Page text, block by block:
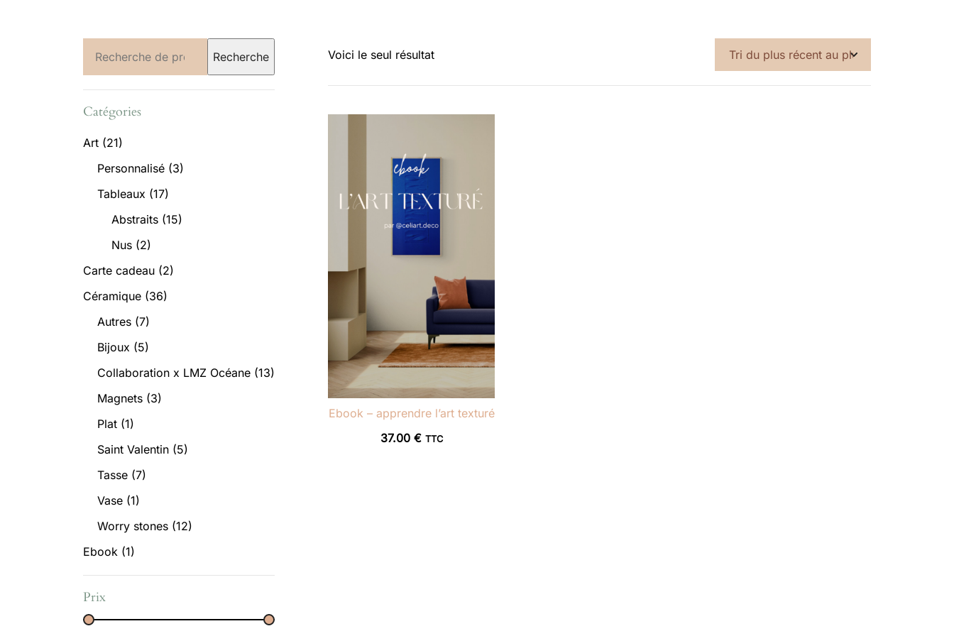
Voici le seul résultat
Ebook – apprendre l’art texturé
37.00 € TTC
pour :
Recherche
Catégories
Art (21)
Personnalisé (3)
Tableaux (17)
Abstraits (15)
Nus (2)
Carte cadeau (2)
Céramique (36)
Autres (7)
Bijoux (5)
Collaboration x LMZ Océane (13)
Magnets (3)
Plat (1)
Saint Valentin (5)
Tasse (7)
Vase (1)
Worry stones (12)
Ebook (1)
Prix